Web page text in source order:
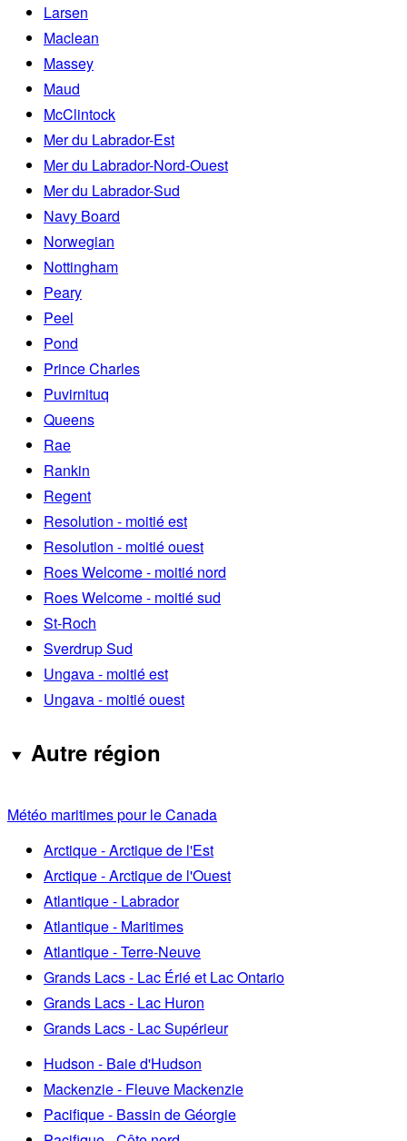
Larsen
Maclean
Massey
Maud
McClintock
Mer du Labrador-Est
Mer du Labrador-Nord-Ouest
Mer du Labrador-Sud
Navy Board
Norwegian
Nottingham
Peary
Peel
Pond
Prince Charles
Puvirnituq
Queens
Rae
Rankin
Regent
Resolution - moitié est
Resolution - moitié ouest
Roes Welcome - moitié nord
Roes Welcome - moitié sud
St-Roch
Sverdrup Sud
Ungava - moitié est
Ungava - moitié ouest
Autre région
Météo maritimes pour le Canada
Arctique - Arctique de l'Est
Arctique - Arctique de l'Ouest
Atlantique - Labrador
Atlantique - Maritimes
Atlantique - Terre-Neuve
Grands Lacs - Lac Érié et Lac Ontario
Grands Lacs - Lac Huron
Grands Lacs - Lac Supérieur
Hudson - Baie d'Hudson
Mackenzie - Fleuve Mackenzie
Pacifique - Bassin de Géorgie